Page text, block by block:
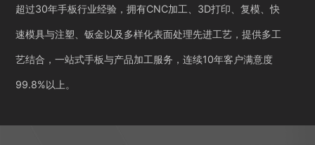
超过30年手板行业经验，拥有CNC加工、3D打印、复模、快
速模具与注塑、钣金以及多样化表面处理先进工艺，提供多工
艺结合，一站式手板与产品加工服务，连续10年客户满意度
99.8%以上。